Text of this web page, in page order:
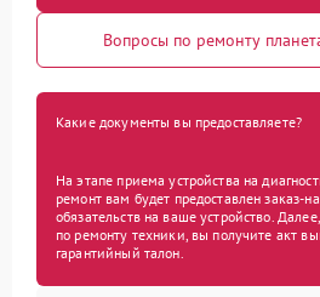
Вопросы по ремонту
Какие документы вы предоставляете?
На этапе приема устройства на
ремонт вам будет предоставлен заказ-
обязательств на ваше устройство.
по ремонту техники, вы получите акт
гарантийный талон.